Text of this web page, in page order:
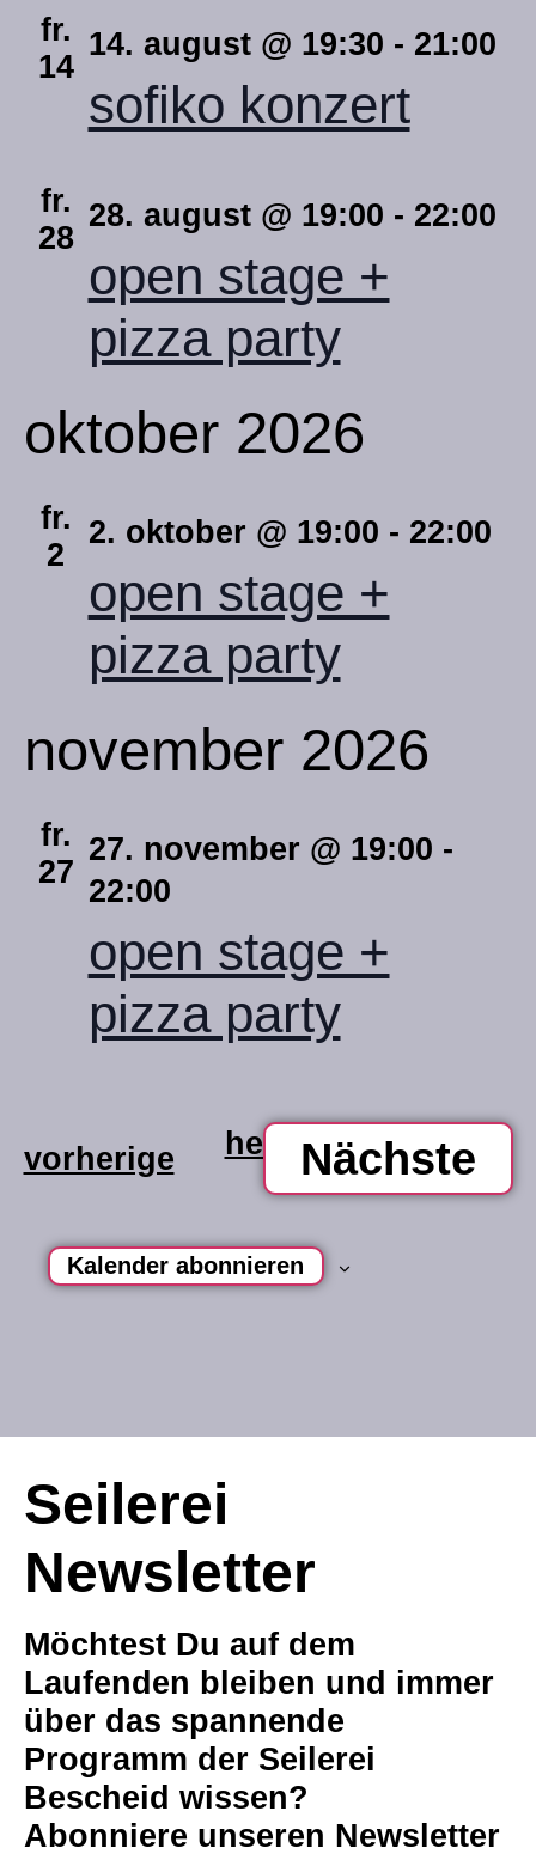
fr.
14
sofiko konzert
14. august @ 19:30 - 21:00
fr.
28
open stage +
pizza party
28. august @ 19:00 - 22:00
oktober 2026
fr.
2
open stage +
pizza party
2. oktober @ 19:00 - 22:00
november 2026
fr.
27
open stage +
pizza party
27. november @ 19:00 -
22:00
vorherigeveranstaltungen
heuteNächste
Kalender abonnieren
Seilerei
Newsletter
Möchtest Du auf dem
Laufenden bleiben und immer
über das spannende
Programm der Seilerei
Bescheid wissen?
Abonniere unseren Newsletter